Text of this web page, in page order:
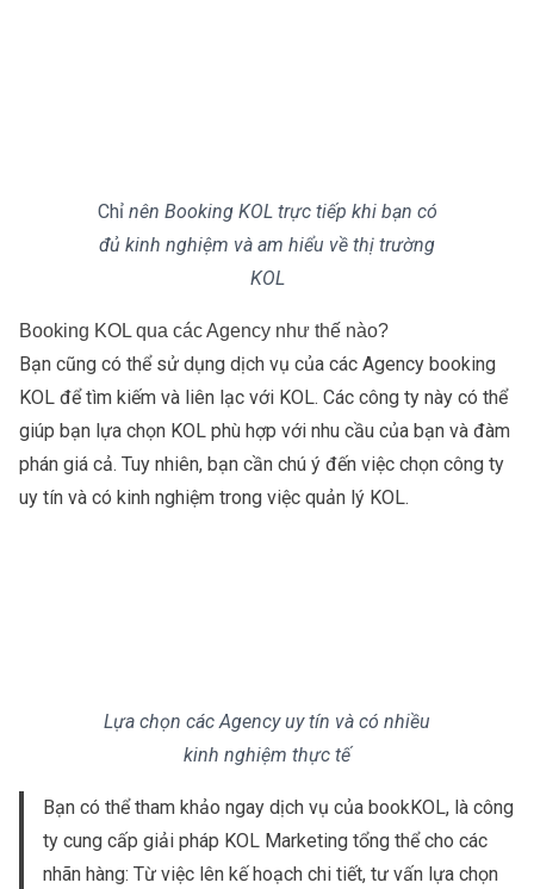
Chỉ nên Booking KOL trực tiếp khi bạn có
đủ kinh nghiệm và am hiểu về thị trường
KOL
Booking KOL qua các Agency như thế nào?
Bạn cũng có thể sử dụng dịch vụ của các Agency booking
KOL để tìm kiếm và liên lạc với KOL. Các công ty này có thể
giúp bạn lựa chọn KOL phù hợp với nhu cầu của bạn và đàm
phán giá cả. Tuy nhiên, bạn cần chú ý đến việc chọn công ty
uy tín và có kinh nghiệm trong việc quản lý KOL.
Lựa chọn các Agency uy tín và có nhiều
kinh nghiệm thực tế
Bạn có thể tham khảo ngay dịch vụ của bookKOL, là công
ty cung cấp giải pháp KOL Marketing tổng thể cho các
nhãn hàng: Từ việc lên kế hoạch chi tiết, tư vấn lựa chọn